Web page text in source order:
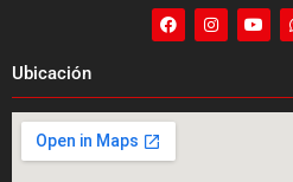
Ubicación
F
a
o
o
I
n
g
r
Y
o
b
e